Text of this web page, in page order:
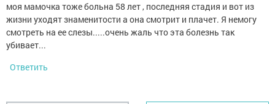
моя мамочка тоже больна 58 лет , последняя стадия и вот из
жизни уходят знаменитости а она смотрит и плачет. Я немогу
смотреть на ее слезы.....очень жаль что эта болезнь так
убивает...
Ответить